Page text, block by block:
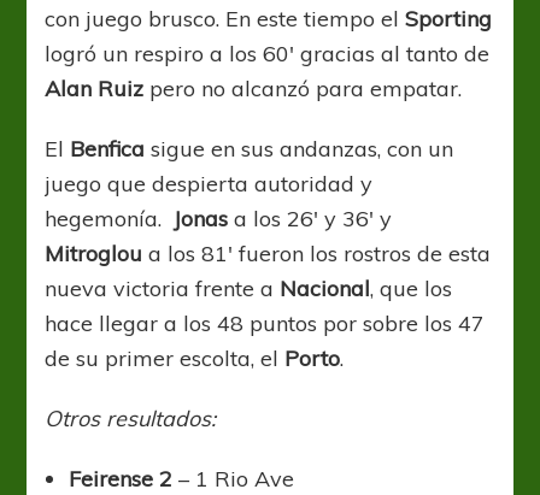
con juego brusco. En este tiempo elSporting
logró un respiro a los 60′ gracias al tanto de
Alan Ruiz pero no alcanzó para empatar.
El Benfica sigue en sus andanzas, con un
juego que despierta autoridad y
hegemonía. Jonas a los 26′ y 36′ y
Mitroglou a los 81′ fueron los rostros de esta
nueva victoria frente a Nacional, que los
hace llegar a los 48 puntos por sobre los 47
de su primer escolta, el Porto.
Otros resultados:
Feirense 2 – 1 Rio Ave